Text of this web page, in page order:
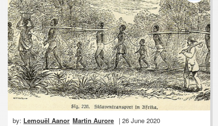
by: Lemouël Aanor Martin Aurore | 26 June 2020